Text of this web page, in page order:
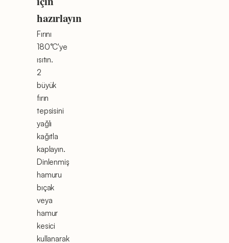
hazırlayın
Fırını
180°C'ye
ısıtın.
2
büyük
fırın
tepsisini
yağlı
kağıtla
kaplayın.
Dinlenmiş
hamuru
bıçak
veya
hamur
kesici
kullanarak